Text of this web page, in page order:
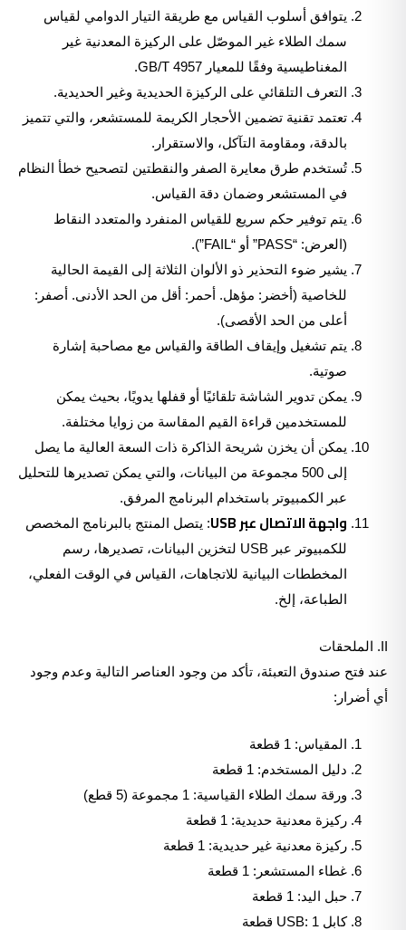
يتوافق أسلوب القياس مع طريقة التيار الدوامي لقياس
سمك الطلاء غير الموصّل على الركيزة المعدنية غير
المغناطيسية وفقًا للمعيار GB/T 4957.
التعرف التلقائي على الركيزة الحديدية وغير الحديدية.
تعتمد تقنية تضمين الأحجار الكريمة للمستشعر، والتي تتميز
بالدقة، ومقاومة التآكل، والاستقرار.
تُستخدم طرق معايرة الصفر والنقطتين لتصحيح خطأ النظام
في المستشعر وضمان دقة القياس.
يتم توفير حكم سريع للقياس المنفرد والمتعدد النقاط
(العرض: “PASS” أو “FAIL”).
يشير ضوء التحذير ذو الألوان الثلاثة إلى القيمة الحالية
للخاصية (أخضر: مؤهل. أحمر: أقل من الحد الأدنى. أصفر:
أعلى من الحد الأقصى).
يتم تشغيل وإيقاف الطاقة والقياس مع مصاحبة إشارة
صوتية.
يمكن تدوير الشاشة تلقائيًا أو قفلها يدويًا، بحيث يمكن
للمستخدمين قراءة القيم المقاسة من زوايا مختلفة.
يمكن أن يخزن شريحة الذاكرة ذات السعة العالية ما يصل
إلى 500 مجموعة من البيانات، والتي يمكن تصديرها للتحليل
عبر الكمبيوتر باستخدام البرنامج المرفق.
واجهة الاتصال عبر USB
: يتصل المنتج بالبرنامج المخصص
للكمبيوتر عبر USB لتخزين البيانات، تصديرها، رسم
المخططات البيانية للاتجاهات، القياس في الوقت الفعلي،
الطباعة، إلخ.
II. الملحقات
عند فتح صندوق التعبئة، تأكد من وجود العناصر التالية وعدم وجود
أي أضرار:
المقياس: 1 قطعة
دليل المستخدم: 1 قطعة
ورقة سمك الطلاء القياسية: 1 مجموعة (5 قطع)
ركيزة معدنية حديدية: 1 قطعة
ركيزة معدنية غير حديدية: 1 قطعة
غطاء المستشعر: 1 قطعة
حبل اليد: 1 قطعة
كابل USB: 1 قطعة